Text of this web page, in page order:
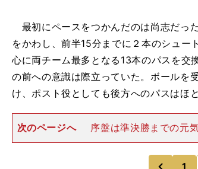
最初にペースをつかんだのは尚志だっ
をかわし、前半15分までに２本のシュー
心に両チーム最多となる13本のパスを交
の前への意識は際立っていた。ボールを
け、ポスト役としても後方へのパスはほ
次のページへ
序盤は準決勝までの元
イレブンだったが、千葉貴仁コーチの「
う指示で息を吹き返す。声が大きくなる
撃にしっかり対応
1